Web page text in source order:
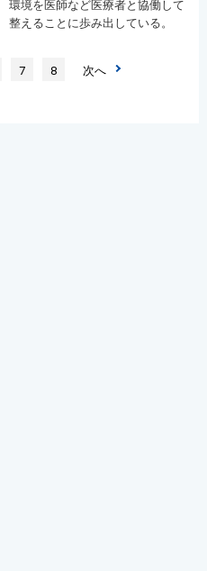
環境を医師など医療者と協働して
整えることに歩み出している。
7 8 次へ